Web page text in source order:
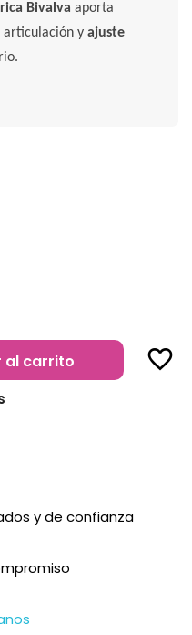
Bivalva aporta
articulación yajuste
al carrito favorite_border
y de confianza